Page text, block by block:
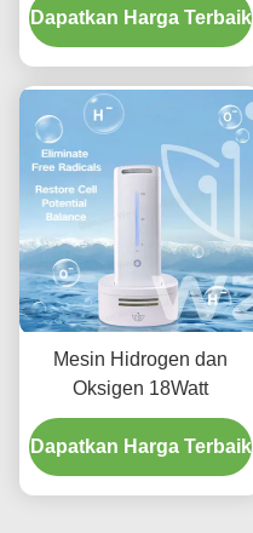
Meningkatkan Peredaran
Darah
Dapatkan Harga Terbaik
Mesin Hidrogen dan
Oksigen 18Watt
Dapatkan Harga Terbaik